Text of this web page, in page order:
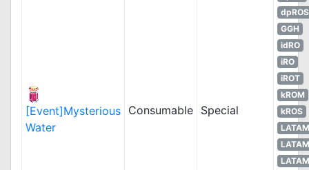
[Event]Mysterious
Water
Consumable Special
dpROS
GGH
idRO
iRO
iROT
kROM
kROS
LATAM
LATAM
LATAM